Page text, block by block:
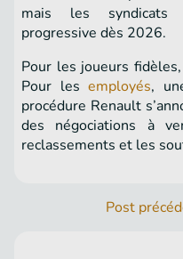
mais les syndicats
progressive dès 2026.
Pour les joueurs
Pour lesemployés,
procédure Renault
des négociations à
reclassements et les
Post